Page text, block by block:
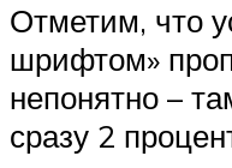
Отметим, что
шрифтом»
непонятно –
сразу 2